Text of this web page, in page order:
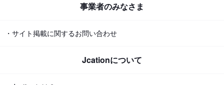
事業者のみなさま
・サイト掲載に関するお問い合わせ
Jcationについて